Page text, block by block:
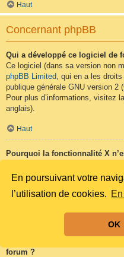
En poursuivant votre
l’utilisation de cookies.
OK
Haut
Concernant phpBB
Qui a développé ce logiciel de
Ce logiciel (dans sa version non
phpBB Limited, qui en a les
publique générale GNU version 2
Pour plus d’informations, visitez
anglais).
Haut
Pourquoi la fonctionnalité X
Ce logiciel a été développé et
vous pensez qu’une
phpBB Ideas
(en anglais)
proposées ou en suggérer de
Qui contacter pour les abus
forum ?